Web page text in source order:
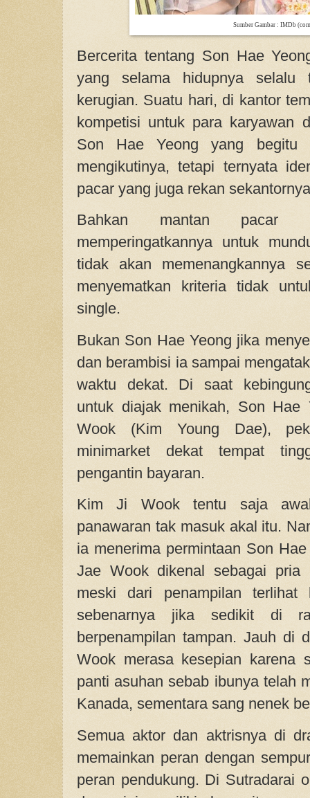
Sumber Gambar : IMDb
Bercerita tentang Son Hae
yang selama hidupnya selalu
kerugian. Suatu hari, di kantor
kompetisi untuk para karyawan
Son Hae Yeong yang begitu
mengikutinya, tetapi ternyata
pacar yang juga rekan
Bahkan mantan pacar
memperingatkannya untuk
tidak akan memenangkannya
menyematkan kriteria tidak
single.
Bukan Son Hae Yeong jika
dan berambisi ia sampai
waktu dekat. Di saat
untuk diajak menikah, Son Hae
Wook (Kim Young Dae),
minimarket dekat tempat
pengantin bayaran.
Kim Ji Wook tentu saja
panawaran tak masuk akal itu.
ia menerima permintaan Son
Jae Wook dikenal sebagai pria
meski dari penampilan terlihat
sebenarnya jika sedikit di
berpenampilan tampan. Jauh di
Wook merasa kesepian karena
panti asuhan sebab ibunya telah
Kanada, sementara sang nenek
Semua aktor dan aktrisnya di
memainkan peran dengan
peran pendukung. Di Sutradarai